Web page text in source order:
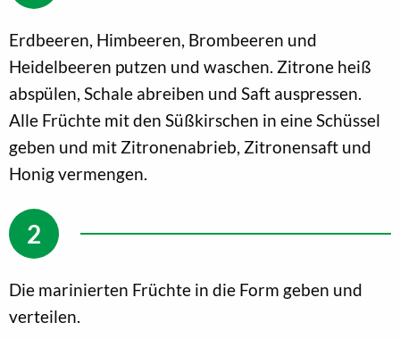
Erdbeeren, Himbeeren, Brombeeren und
Heidelbeeren putzen und waschen. Zitrone heiß
abspülen, Schale abreiben und Saft auspressen.
Alle Früchte mit den Süßkirschen in eine Schüssel
geben und mit Zitronenabrieb, Zitronensaft und
Honig vermengen.
Die marinierten Früchte in die Form geben und
verteilen.